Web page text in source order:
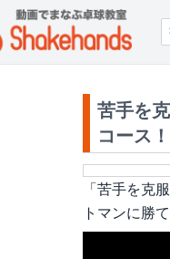
苦手を
コース
「苦手を克
トマンに勝